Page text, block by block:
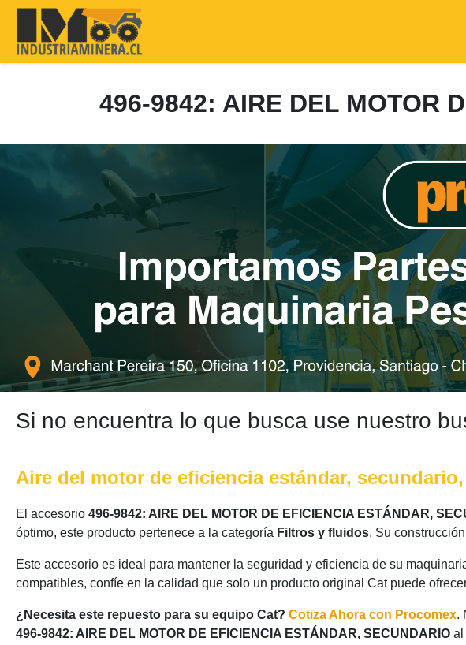
496-9842: AIRE DEL MOTOR
Si no encuentra lo que busca use nuestro
Aire del motor de eficiencia estándar,
El accesorio 496-9842: AIRE DEL MOTOR DE EFICIENCIA ESTÁNDAR,
óptimo, este producto pertenece a la categoría Filtros y fluidos. Su
Este accesorio es ideal para mantener la seguridad y eficiencia de su
compatibles, confíe en la calidad que solo un producto original Cat puede
¿Necesita este repuesto para su equipo Cat? Cotiza Ahora con Procomex.
496-9842: AIRE DEL MOTOR DE EFICIENCIA ESTÁNDAR, SECUNDARIO al